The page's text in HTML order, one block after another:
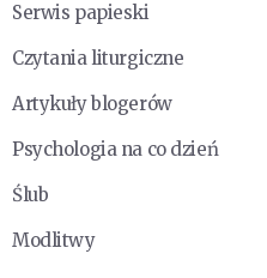
Serwis papieski
Czytania liturgiczne
Artykuły blogerów
Psychologia na co dzień
Ślub
Modlitwy